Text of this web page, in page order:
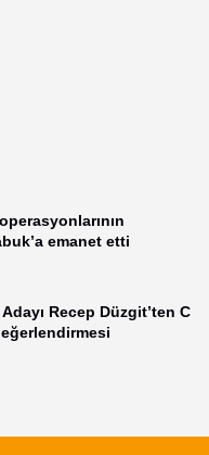
emanet etti
Recep Düzgit’ten C